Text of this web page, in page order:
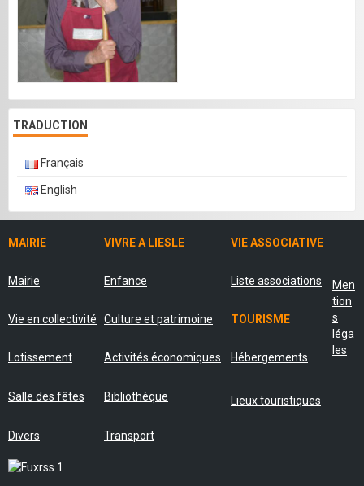
TRADUCTION
Français
English
MAIRIE VIVRE A LIESLE VIE ASSOCIATIVE
Mairie Enfance Liste associations
Vie en collectivité Culture et patrimoine TOURISME
Lotissement Activités économiques Hébergements
Salle des fêtes Bibliothèque Lieux touristiques
Divers Transport
Men
tion
s
léga
les